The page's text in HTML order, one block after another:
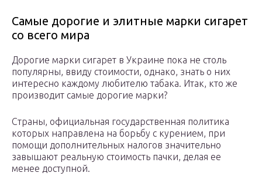
Самые дорогие и элитные марки сигарет
со всего мира
Дорогие марки сигарет в Украине пока не столь
популярны, ввиду стоимости, однако, знать о них
интересно каждому любителю табака. Итак, кто же
производит самые дорогие марки?
Страны, официальная государственная политика
которых направлена на борьбу с курением, при
помощи дополнительных налогов значительно
завышают реальную стоимость пачки, делая ее
менее доступной.